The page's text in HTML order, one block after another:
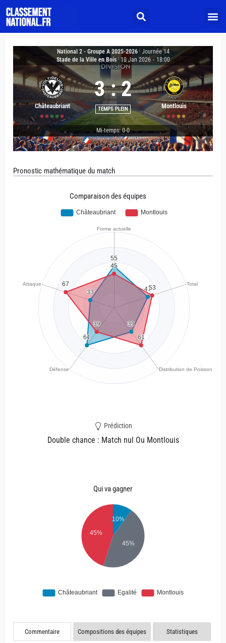
National 2 - Groupe A 2025-2026
Journée 14
Stade de la Ville en Bois 10 Jan 2026 - 18:00
Châteaubriant
3 : 2
TEMPS PLEIN Montlouis
Mi-temps: 0-0
Pronostic mathématique du match
Comparaison des équipes
Prédiction
Double chance : Match nul Ou Montlouis
Qui va gagner
Commentaire Compositions des équipes Statistiques